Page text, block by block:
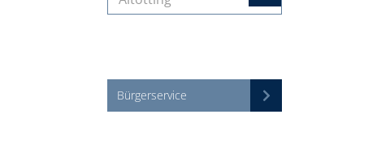
Bürgerservice